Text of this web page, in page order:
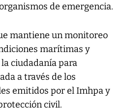
de emergencia.
mantiene un monitoreo
marítimas y
ciudadanía para
a través de los
emitidos por el Imhpa y
civil.